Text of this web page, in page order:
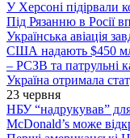
У Херсоні підірвали
Під Рязанню в Росії
Українська авіація
США надають $450
– РСЗВ та патрульні
Україна отримала
23 червня
НБУ “надрукував”
McDonald’s може